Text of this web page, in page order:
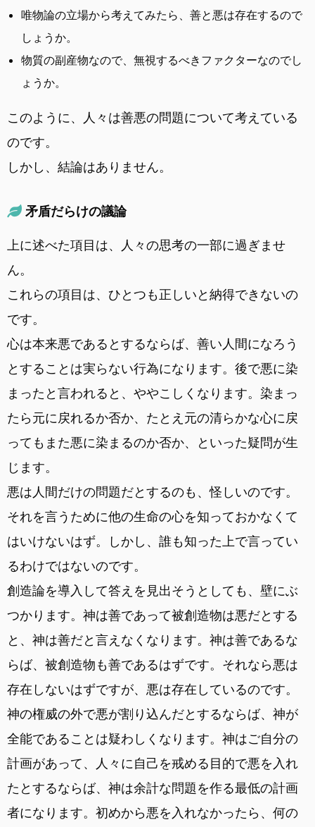
唯物論の立場から考えてみたら、善と悪は存在するので
しょうか。
物質の副産物なので、無視するべきファクターなのでし
ょうか。
このように、人々は善悪の問題について考えている
のです。
しかし、結論はありません。
矛盾だらけの議論
上に述べた項目は、人々の思考の一部に過ぎませ
ん。
これらの項目は、ひとつも正しいと納得できないの
です。
心は本来悪であるとするならば、善い人間になろう
とすることは実らない行為になります。後で悪に染
まったと言われると、ややこしくなります。染まっ
たら元に戻れるか否か、たとえ元の清らかな心に戻
ってもまた悪に染まるのか否か、といった疑問が生
じます。
悪は人間だけの問題だとするのも、怪しいのです。
それを言うために他の生命の心を知っておかなくて
はいけないはず。しかし、誰も知った上で言ってい
るわけではないのです。
創造論を導入して答えを見出そうとしても、壁にぶ
つかります。神は善であって被創造物は悪だとする
と、神は善だと言えなくなります。神は善であるな
らば、被創造物も善であるはずです。それなら悪は
存在しないはずですが、悪は存在しているのです。
神の権威の外で悪が割り込んだとするならば、神が
全能であることは疑わしくなります。神はご自分の
計画があって、人々に自己を戒める目的で悪を入れ
たとするならば、神は余計な問題を作る最低の計画
者になります。初めから悪を入れなかったら、何の